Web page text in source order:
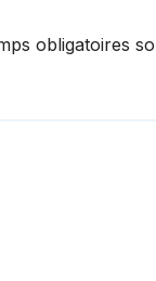
obligatoires